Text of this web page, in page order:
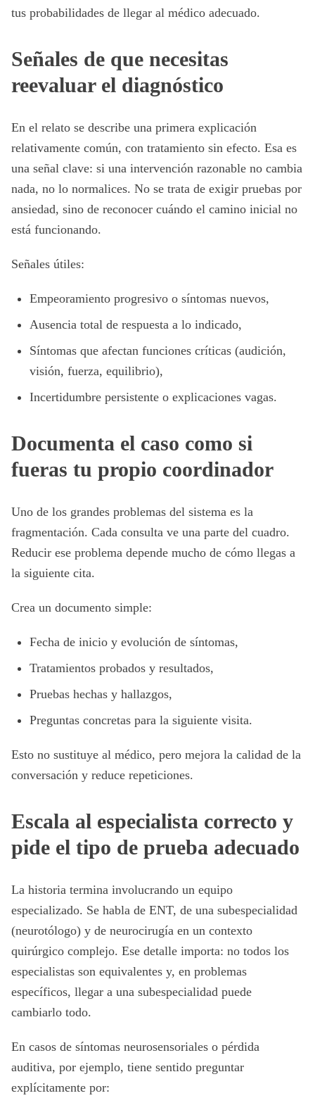
tus probabilidades de llegar al médico adecuado.
Señales de que necesitas
reevaluar el diagnóstico
En el relato se describe una primera explicación
relativamente común, con tratamiento sin efecto. Esa es
una señal clave: si una intervención razonable no cambia
nada, no lo normalices. No se trata de exigir pruebas por
ansiedad, sino de reconocer cuándo el camino inicial no
está funcionando.
Señales útiles:
Empeoramiento progresivo o síntomas nuevos,
Ausencia total de respuesta a lo indicado,
Síntomas que afectan funciones críticas (audición,
visión, fuerza, equilibrio),
Incertidumbre persistente o explicaciones vagas.
Documenta el caso como si
fueras tu propio coordinador
Uno de los grandes problemas del sistema es la
fragmentación. Cada consulta ve una parte del cuadro.
Reducir ese problema depende mucho de cómo llegas a
la siguiente cita.
Crea un documento simple:
Fecha de inicio y evolución de síntomas,
Tratamientos probados y resultados,
Pruebas hechas y hallazgos,
Preguntas concretas para la siguiente visita.
Esto no sustituye al médico, pero mejora la calidad de la
conversación y reduce repeticiones.
Escala al especialista correcto y
pide el tipo de prueba adecuado
La historia termina involucrando un equipo
especializado. Se habla de ENT, de una subespecialidad
(neurotólogo) y de neurocirugía en un contexto
quirúrgico complejo. Ese detalle importa: no todos los
especialistas son equivalentes y, en problemas
específicos, llegar a una subespecialidad puede
cambiarlo todo.
En casos de síntomas neurosensoriales o pérdida
auditiva, por ejemplo, tiene sentido preguntar
explícitamente por: